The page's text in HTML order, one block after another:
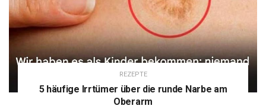
REZEPTE
5 häufige Irrtümer über die runde Narbe am
Oberarm